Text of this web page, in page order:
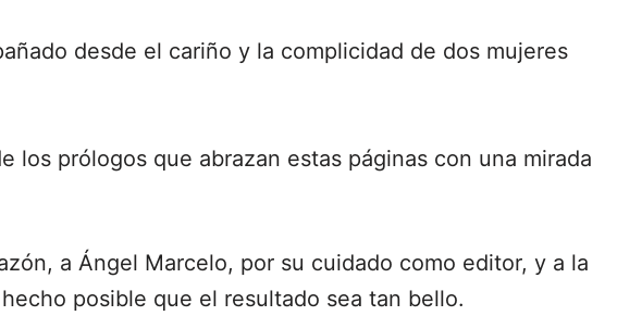
desde el cariño y la complicidad de dos mujeres
los prólogos que abrazan estas páginas con una mirada
a Ángel Marcelo, por su cuidado como editor, y a la
posible que el resultado sea tan bello.